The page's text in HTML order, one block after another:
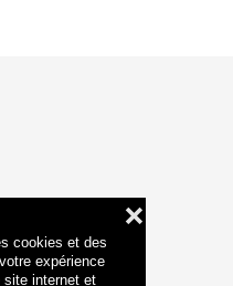
cookies et des
expérience
internet et
❌